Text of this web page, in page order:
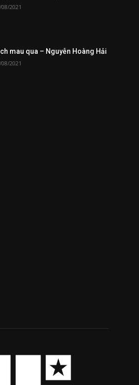
2021
mau qua – Nguyễn Hoàng Hải
08/2021